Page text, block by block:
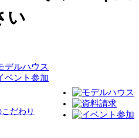
い
だわり